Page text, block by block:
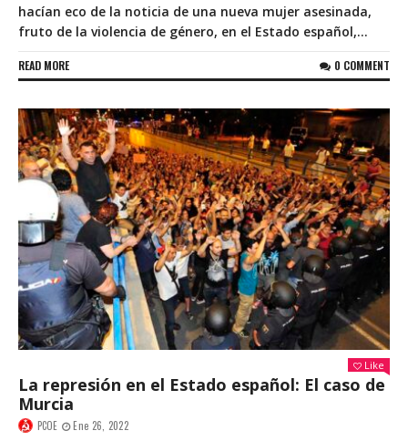
hacían eco de la noticia de una nueva mujer asesinada,
fruto de la violencia de género, en el Estado español,...
READ MORE 0 COMMENT
Like
La represión en el Estado español: El caso de
Murcia
PCOE Ene 26, 2022